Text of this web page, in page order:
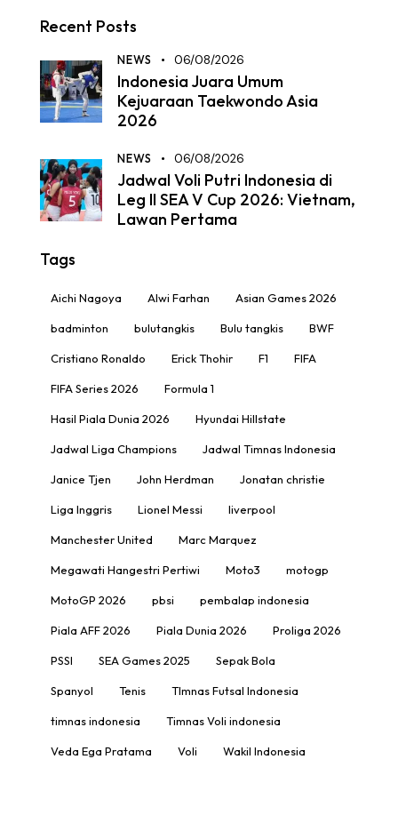
Recent Posts
NEWS 06/08/2026
Indonesia Juara Umum
Kejuaraan Taekwondo Asia
2026
NEWS 06/08/2026
Jadwal Voli Putri Indonesia di
Leg II SEA V Cup 2026: Vietnam,
Lawan Pertama
Tags
Aichi Nagoya Alwi Farhan Asian Games 2026
badminton bulutangkis Bulu tangkis BWF
Cristiano Ronaldo Erick Thohir F1 FIFA
FIFA Series 2026 Formula 1
Hasil Piala Dunia 2026 Hyundai Hillstate
Jadwal Liga Champions Jadwal Timnas Indonesia
Janice Tjen John Herdman Jonatan christie
Liga Inggris Lionel Messi liverpool
Manchester United Marc Marquez
Megawati Hangestri Pertiwi Moto3 motogp
MotoGP 2026 pbsi pembalap indonesia
Piala AFF 2026 Piala Dunia 2026 Proliga 2026
PSSI SEA Games 2025 Sepak Bola
Spanyol Tenis TImnas Futsal Indonesia
timnas indonesia Timnas Voli indonesia
Veda Ega Pratama Voli Wakil Indonesia